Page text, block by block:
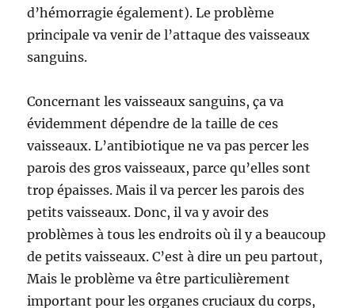
d’hémorragie également). Le problème
principale va venir de l’attaque des vaisseaux
sanguins.
Concernant les vaisseaux sanguins, ça va
évidemment dépendre de la taille de ces
vaisseaux. L’antibiotique ne va pas percer les
parois des gros vaisseaux, parce qu’elles sont
trop épaisses. Mais il va percer les parois des
petits vaisseaux. Donc, il va y avoir des
problèmes à tous les endroits où il y a beaucoup
de petits vaisseaux. C’est à dire un peu partout,
Mais le problème va être particulièrement
important pour les organes cruciaux du corps,